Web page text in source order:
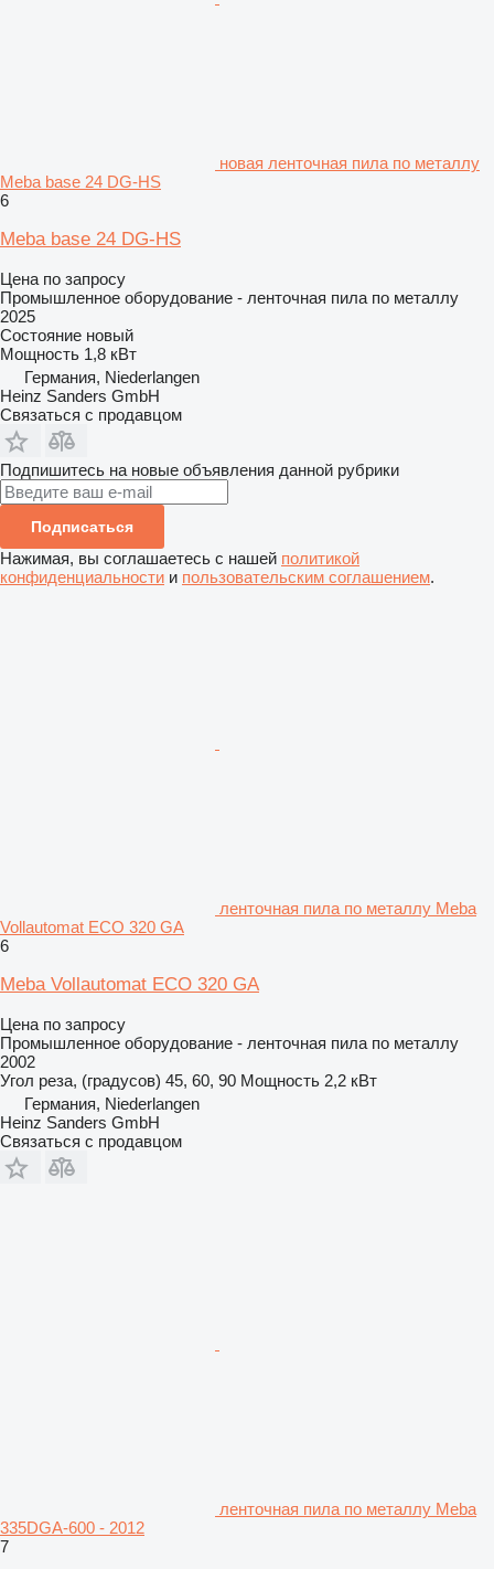
новая ленточная пила по металлу
Meba base 24 DG-HS
6
Meba base 24 DG-HS
Цена по запросу
Промышленное оборудование - ленточная пила по металлу
2025
Состояние новый
Мощность 1,8 кВт
Германия, Niederlangen
Heinz Sanders GmbH
Связаться с продавцом
Подпишитесь на новые объявления данной рубрики
Подписаться
Нажимая, вы соглашаетесь с нашей политикой
конфиденциальности и пользовательским соглашением.
ленточная пила по металлу Meba
Vollautomat ECO 320 GA
6
Meba Vollautomat ECO 320 GA
Цена по запросу
Промышленное оборудование - ленточная пила по металлу
2002
Угол реза, (градусов) 45, 60, 90 Мощность 2,2 кВт
Германия, Niederlangen
Heinz Sanders GmbH
Связаться с продавцом
ленточная пила по металлу Meba
335DGA-600 - 2012
7